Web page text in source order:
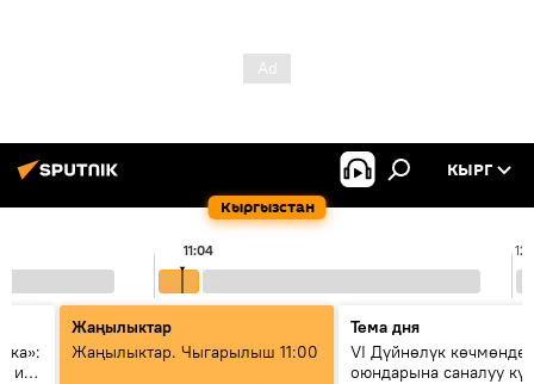
Кыргызстан
КЫРГ
11:04
и
Жаңылыктар
Жаңылыктар. Чыгарылыш 11:00
Тема дня
VI Дүйнөлүк
оюндарына саналуу